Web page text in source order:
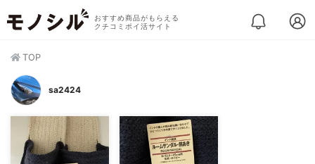
おすすめ商品がもらえる
クチコミポイ活サイト
TOP
sa2424